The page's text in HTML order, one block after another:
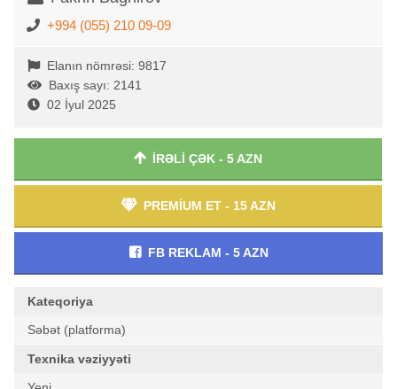
+994 (055) 210 09-09
Elanın nömrəsi: 9817
Baxış sayı: 2141
02 İyul 2025
İRƏLİ ÇƏK - 5 AZN
PREMİUM ET - 15 AZN
FB REKLAM - 5 AZN
Kateqoriya
Səbət (platforma)
Texnika vəziyyəti